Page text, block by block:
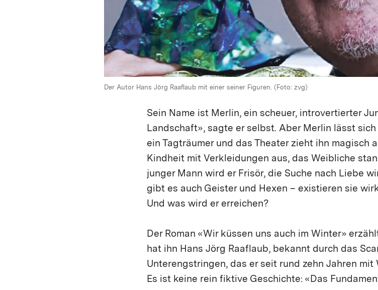
Der Autor Hans Jörg Raaflaub mit einer seiner Figuren. (Foto: zvg)
Sein Name ist Merlin, ein scheuer, introvertierter
Landschaft», sagte er selbst. Aber Merlin lässt
ein Tagträumer und das Theater zieht ihn magisch
Kindheit mit Verkleidungen aus, das Weibliche
junger Mann wird er Frisör, die Suche nach Liebe
gibt es auch Geister und Hexen – existieren sie
Und was wird er erreichen?
Der Roman «Wir küssen uns auch im Winter»
hat ihn Hans Jörg Raaflaub, bekannt durch das
Unterengstringen, das er seit rund zehn Jahren mit
Es ist keine rein fiktive Geschichte: «Das